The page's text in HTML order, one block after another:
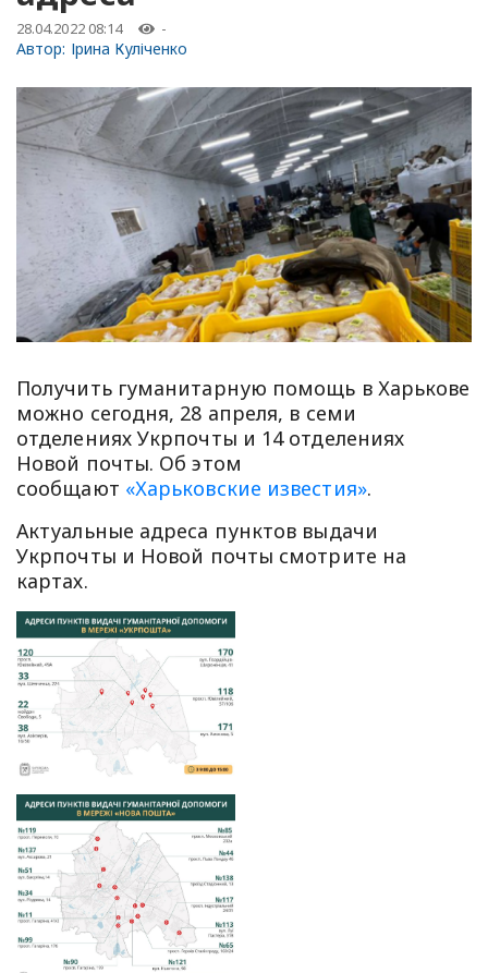
28.04.2022 08:14 -
Автор: Ірина Куліченко
Получить гуманитарную помощь в Харькове
можно сегодня, 28 апреля, в семи
отделениях Укрпочты и 14 отделениях
Новой почты. Об этом
сообщают «Харьковские известия».
Актуальные адреса пунктов выдачи
Укрпочты и Новой почты смотрите на
картах.